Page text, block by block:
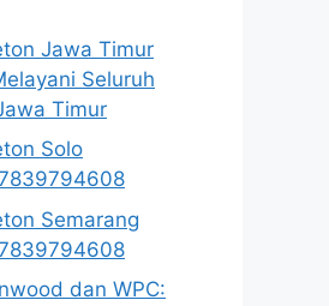
Jawa Timur
Seluruh
Timur
Solo
Semarang
dan WPC: